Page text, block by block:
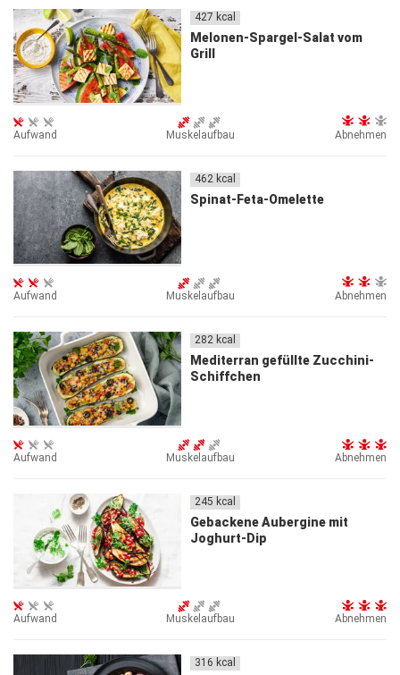
427 kcal
Melonen-Spargel-Salat vom
Grill
Aufwand Muskelaufbau Abnehmen
462 kcal
Spinat-Feta-Omelette
Aufwand Muskelaufbau Abnehmen
282 kcal
Mediterran gefüllte Zucchini-
Schiffchen
Aufwand Muskelaufbau Abnehmen
245 kcal
Gebackene Aubergine mit
Joghurt-Dip
Aufwand Muskelaufbau Abnehmen
316 kcal